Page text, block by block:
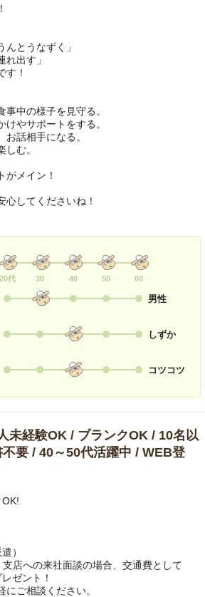
んとうなずく」
れ出す」
す！
事中の様子を見守る。
けやサポートをする。
お話相手になる。
しむ。
がメイン！
心してくださいね！
20代 30 40 50 60
男性
しずか
コツコツ
未経験OK / ブランクOK / 10名以
不要 / 40～50代活躍中 / WEB登
）
店への来社面談の場合、交通費として
ゼント！
ご相談ください。